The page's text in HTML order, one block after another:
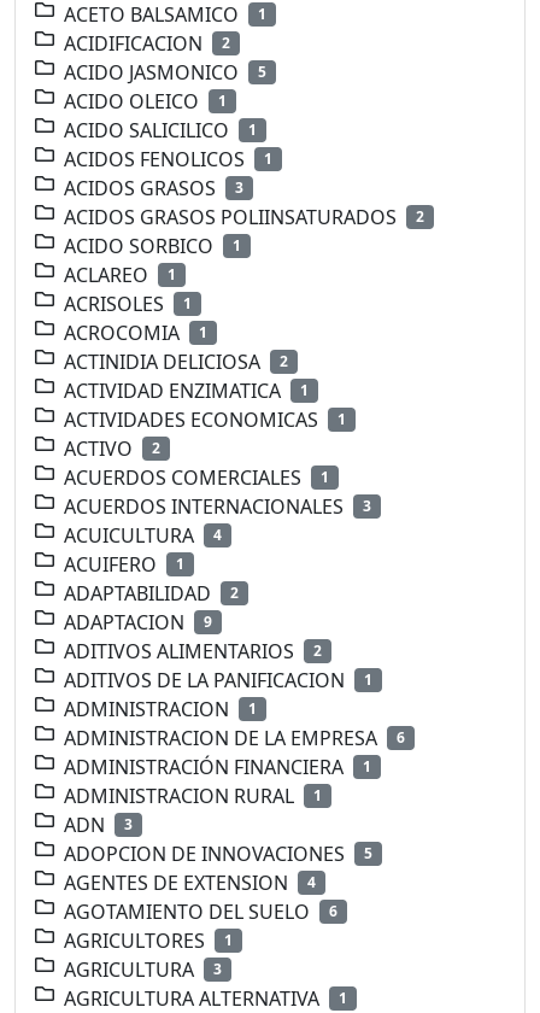
ACETO BALSAMICO 1
ACIDIFICACION 2
ACIDO JASMONICO 5
ACIDO OLEICO 1
ACIDO SALICILICO 1
ACIDOS FENOLICOS 1
ACIDOS GRASOS 3
ACIDOS GRASOS POLIINSATURADOS 2
ACIDO SORBICO 1
ACLAREO 1
ACRISOLES 1
ACROCOMIA 1
ACTINIDIA DELICIOSA 2
ACTIVIDAD ENZIMATICA 1
ACTIVIDADES ECONOMICAS 1
ACTIVO 2
ACUERDOS COMERCIALES 1
ACUERDOS INTERNACIONALES 3
ACUICULTURA 4
ACUIFERO 1
ADAPTABILIDAD 2
ADAPTACION 9
ADITIVOS ALIMENTARIOS 2
ADITIVOS DE LA PANIFICACION 1
ADMINISTRACION 1
ADMINISTRACION DE LA EMPRESA 6
ADMINISTRACIÓN FINANCIERA 1
ADMINISTRACION RURAL 1
ADN 3
ADOPCION DE INNOVACIONES 5
AGENTES DE EXTENSION 4
AGOTAMIENTO DEL SUELO 6
AGRICULTORES 1
AGRICULTURA 3
AGRICULTURA ALTERNATIVA 1